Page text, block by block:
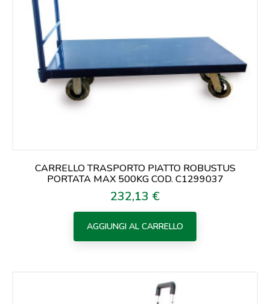
CARRELLO TRASPORTO PIATTO ROBUSTUS
PORTATA MAX 500KG COD. C1299037
Prezzo
232,13 €
AGGIUNGI AL CARRELLO